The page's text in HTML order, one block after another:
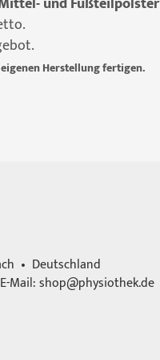
Herstellung fertigen.
• Deutschland
Mail:shop@physiothek.de